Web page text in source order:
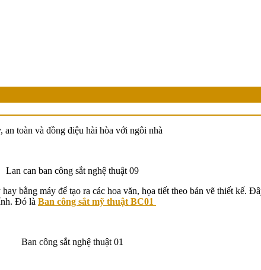
an toàn và đồng điệu hài hòa với ngôi nhà
Lan can ban công sắt nghệ thuật 09
bằng máy để tạo ra các hoa văn, họa tiết theo bản vẽ thiết kế.
Đó là Ban công sắt mỹ thuật BC01
Ban công sắt nghệ thuật 01